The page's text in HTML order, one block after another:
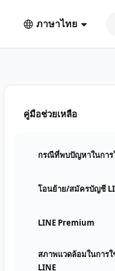
ภาษาไทย
คู่มือช่วยเหลือ
กรณีที่พบปัญหาในการ
โอนย้าย/สมัครบัญชี
LINE Premium
สภาพแวดล้อมในการใ
LINE